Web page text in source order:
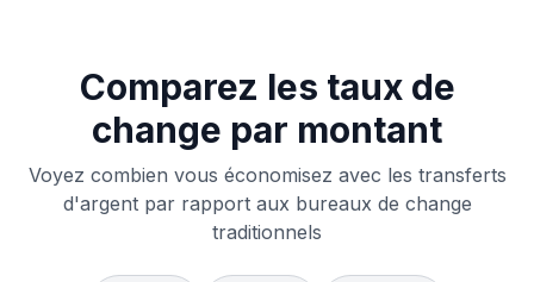
Comparez les taux de
change par montant
Voyez combien vous économisez avec les transferts
d'argent par rapport aux bureaux de change
traditionnels